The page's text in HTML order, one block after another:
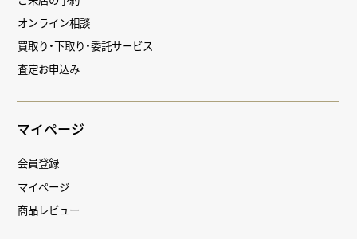
オンライン相談
買取り・下取り・委託サービス
査定お申込み
マイページ
会員登録
マイページ
商品レビュー